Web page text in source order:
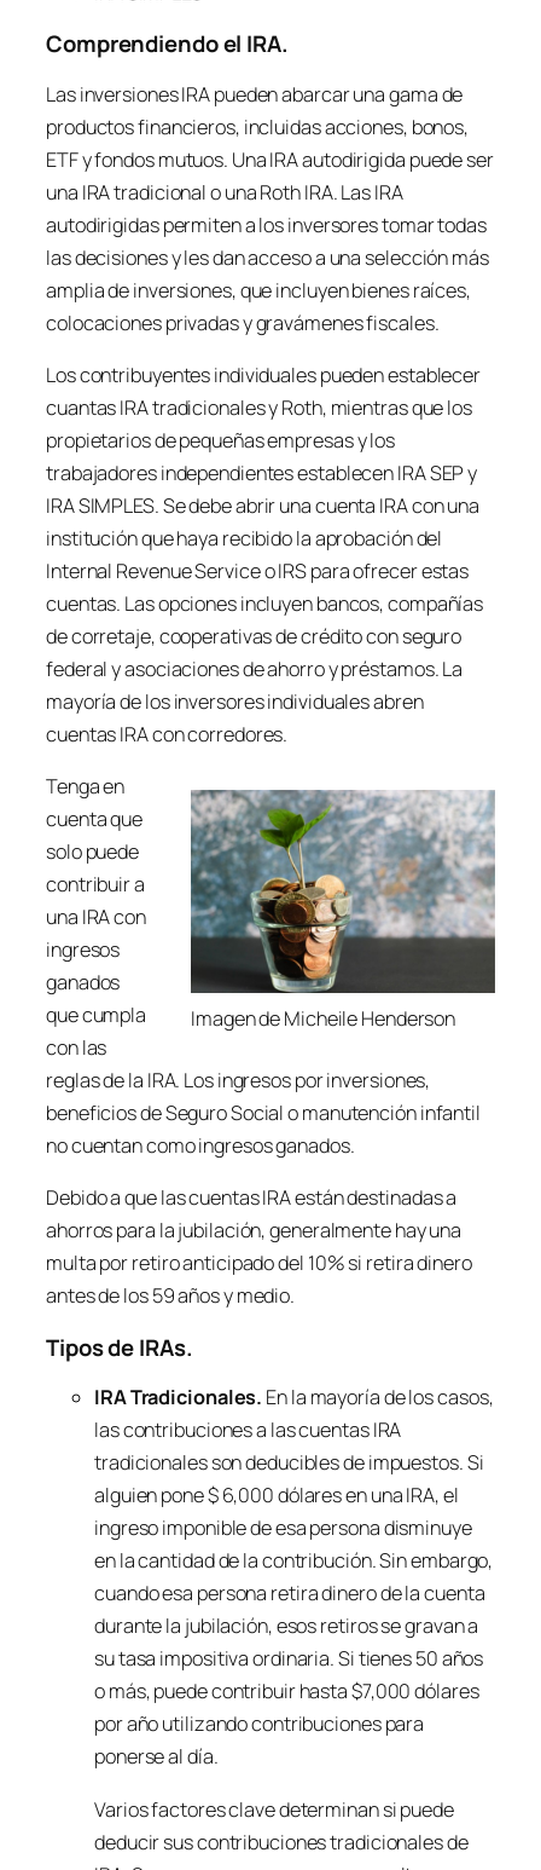
Comprendiendo el IRA.
Las inversiones IRA pueden abarcar una gama de
productos financieros, incluidas acciones, bonos,
ETF y fondos mutuos. Una IRA autodirigida puede ser
una IRA tradicional o una Roth IRA. Las IRA
autodirigidas permiten a los inversores tomar todas
las decisiones y les dan acceso a una selección más
amplia de inversiones, que incluyen bienes raíces,
colocaciones privadas y gravámenes fiscales.
Los contribuyentes individuales pueden establecer
cuantas IRA tradicionales y Roth, mientras que los
propietarios de pequeñas empresas y los
trabajadores independientes establecen IRA SEP y
IRA SIMPLES. Se debe abrir una cuenta IRA con una
institución que haya recibido la aprobación del
Internal Revenue Serviceo IRS para ofrecer estas
cuentas. Las opciones incluyen bancos, compañías
de corretaje, cooperativas de crédito con seguro
federal y asociaciones de ahorro y préstamos. La
mayoría de los inversores individuales abren
cuentas IRA con corredores.
Imagen de Micheile Henderson
Tenga en
cuenta que
solo puede
contribuir a
una IRA con
ingresos
ganados
que cumpla
con las
reglas de la IRA. Los ingresos por inversiones,
beneficios de Seguro Social o manutención infantil
no cuentan como ingresos ganados.
Debido a que las cuentas IRA están destinadas a
ahorros para la jubilación, generalmente hay una
multa por retiro anticipado del 10% si retira dinero
antes de los 59 años y medio.
Tipos de IRAs.
IRA Tradicionales. En la mayoría de los casos,
las contribuciones a las cuentas IRA
tradicionales son deducibles de impuestos. Si
alguien pone $ 6,000 dólares en una IRA, el
ingreso imponible de esa persona disminuye
en la cantidad de la contribución. Sin embargo,
cuando esa persona retira dinero de la cuenta
durante la jubilación, esos retiros se gravan a
su tasa impositiva ordinaria. Si tienes 50 años
o más, puede contribuir hasta $7,000 dólares
por año utilizando contribuciones para
ponerse al día.
Varios factores clave determinan si puede
deducir sus contribuciones tradicionales de